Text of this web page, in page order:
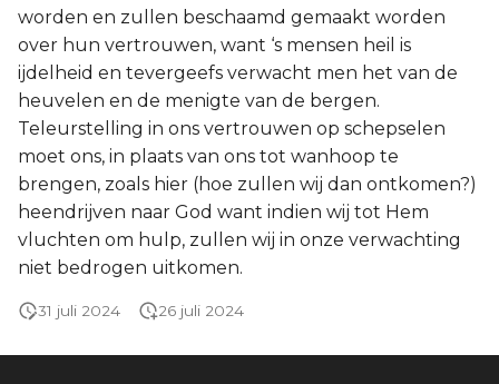
worden en zullen beschaamd gemaakt worden
over hun vertrouwen, want ‘s mensen heil is
ijdelheid en tevergeefs verwacht men het van de
heuvelen en de menigte van de bergen.
Teleurstelling in ons vertrouwen op schepselen
moet ons, in plaats van ons tot wanhoop te
brengen, zoals hier (hoe zullen wij dan ontkomen?)
heendrijven naar God want indien wij tot Hem
vluchten om hulp, zullen wij in onze verwachting
niet bedrogen uitkomen.
31 juli 2024 26 juli 2024